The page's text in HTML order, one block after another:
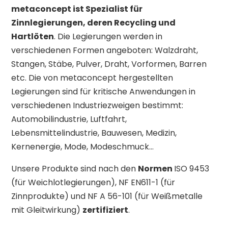
metaconcept ist Spezialist für
Zinnlegierungen, deren Recycling und
Hartlöten. Die Legierungen werden in
verschiedenen Formen angeboten: Walzdraht,
Stangen, Stäbe, Pulver, Draht, Vorformen, Barren
etc. Die von metaconcept hergestellten
Legierungen sind für kritische Anwendungen in
verschiedenen Industriezweigen bestimmt:
Automobilindustrie, Luftfahrt,
Lebensmittelindustrie, Bauwesen, Medizin,
Kernenergie, Mode, Modeschmuck…
Unsere Produkte sind nach den Normen ISO 9453
(für Weichlotlegierungen), NF EN611-1 (für
Zinnprodukte) und NF A 56-101 (für Weißmetalle
mit Gleitwirkung) zertifiziert.